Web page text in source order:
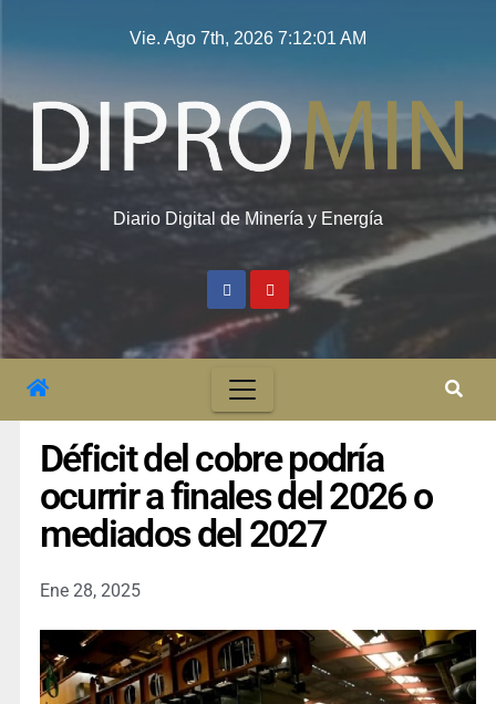
Vie. Ago 7th, 2026 7:12:01 AM
Diario Digital de Minería y Energía
Déficit del cobre podría
ocurrir a finales del 2026 o
mediados del 2027
Ene 28, 2025